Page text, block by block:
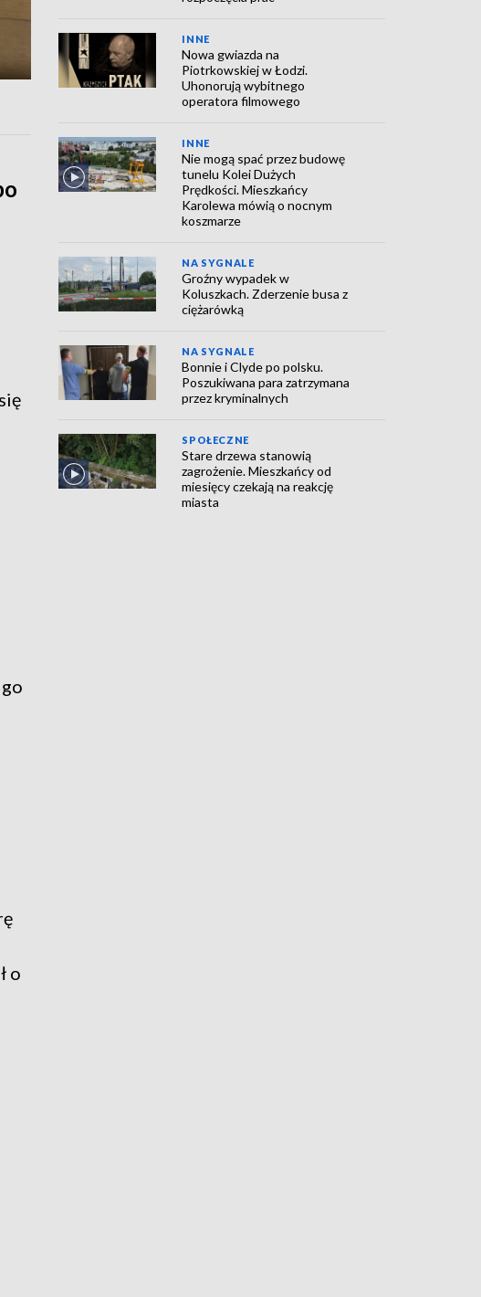
o
INNE
Nowa gwiazda na
Piotrkowskiej w Łodzi.
Uhonorują wybitnego
operatora filmowego
INNE
Nie mogą spać przez budowę
tunelu Kolei Dużych
Prędkości. Mieszkańcy
Karolewa mówią o nocnym
koszmarze
NA SYGNALE
Groźny wypadek w
Koluszkach. Zderzenie busa z
ciężarówką
NA SYGNALE
Bonnie i Clyde po polsku.
Poszukiwana para zatrzymana
przez kryminalnych
SPOŁECZNE
Stare drzewa stanowią
zagrożenie. Mieszkańcy od
miesięcy czekają na reakcję
miasta